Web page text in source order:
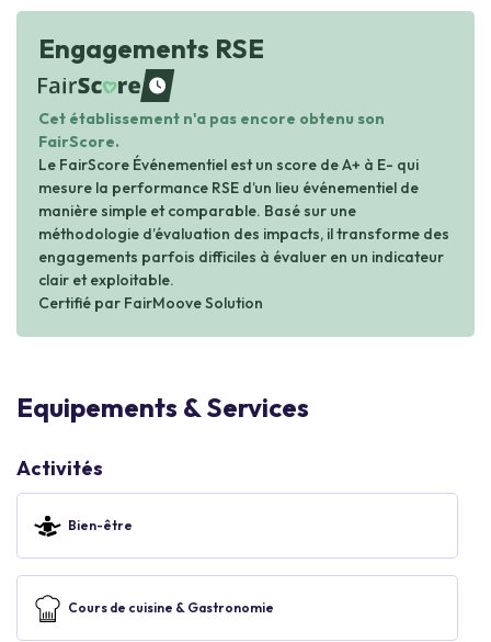
Engagements RSE
waiting
Cet établissement n'a pas encore obtenu son
FairScore.
Le FairScore Événementiel est un score de A+ à E- qui
mesure la performance RSE d’un lieu événementiel de
manière simple et comparable. Basé sur une
méthodologie d’évaluation des impacts, il transforme des
engagements parfois difficiles à évaluer en un indicateur
clair et exploitable.
Certifié par FairMoove Solution
Equipements & Services
Activités
Bien-être
Cours de cuisine & Gastronomie